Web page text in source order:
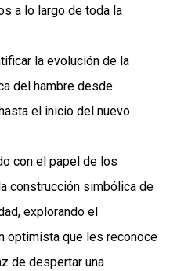
a lo largo de toda la
la evolución de la
del hambre desde
el inicio del nuevo
con el papel de los
construcción simbólica de
explorando el
optimista que les reconoce
de despertar una